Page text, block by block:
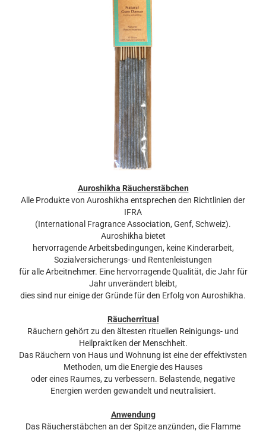
Auroshikha Räucherstäbchen
Alle Produkte von Auroshikha entsprechen den Richtlinien der
IFRA
(International Fragrance Association, Genf, Schweiz).
Auroshikha bietet
hervorragende Arbeitsbedingungen, keine Kinderarbeit,
Sozialversicherungs- und Rentenleistungen
für alle Arbeitnehmer. Eine hervorragende Qualität, die Jahr für
Jahr unverändert bleibt,
dies sind nur einige der Gründe für den Erfolg von Auroshikha.
Räucherritual
Räuchern gehört zu den ältesten rituellen Reinigungs- und
Heilpraktiken der Menschheit.
Das Räuchern von Haus und Wohnung ist eine der effektivsten
Methoden, um die Energie des Hauses
oder eines Raumes, zu verbessern. Belastende, negative
Energien werden gewandelt und neutralisiert.
Anwendung
Das Räucherstäbchen an der Spitze anzünden, die Flamme